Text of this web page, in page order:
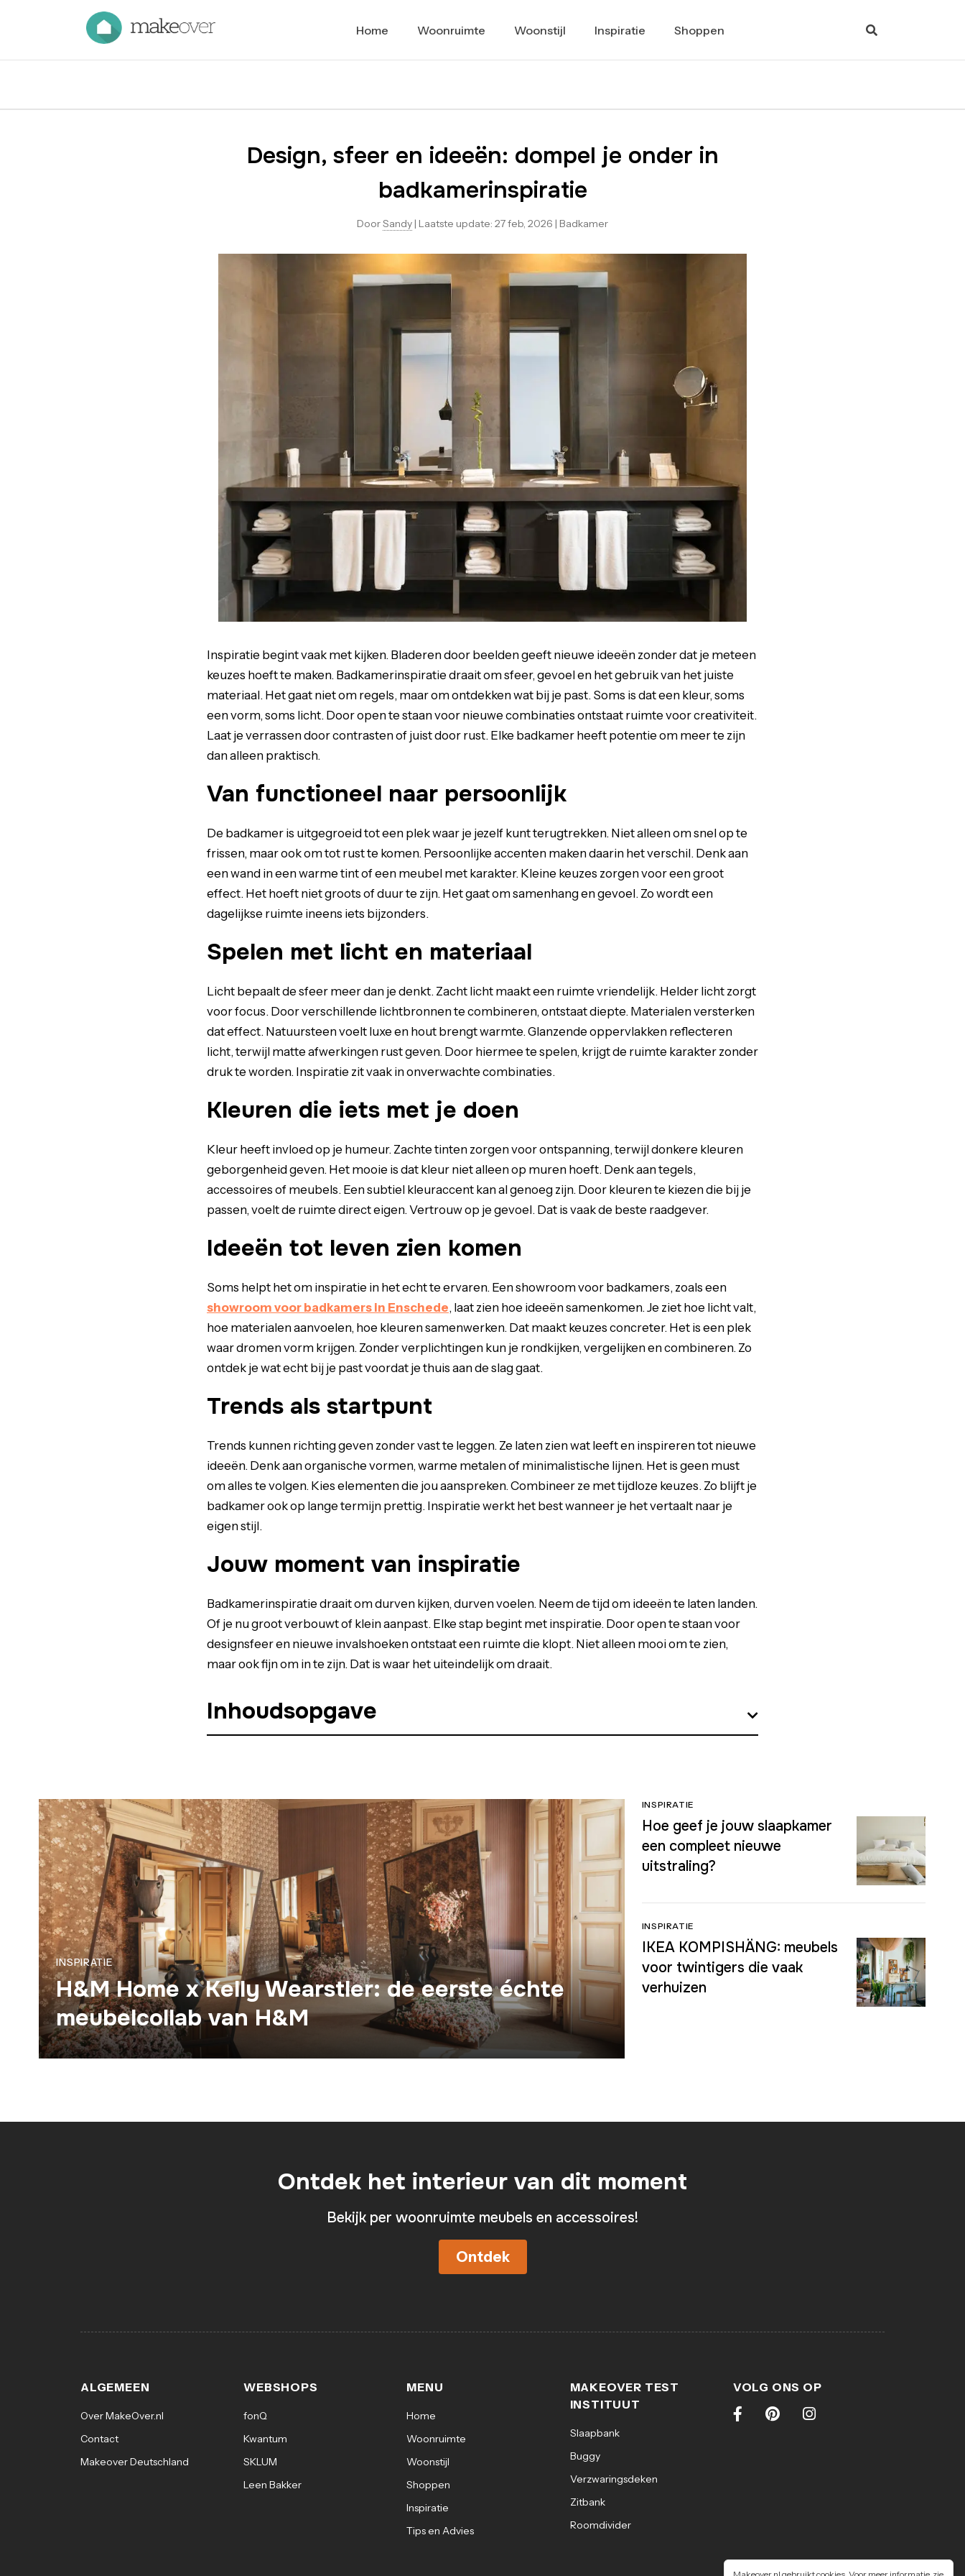
Home Woonruimte Woonstijl Inspiratie Shoppen
Design, sfeer en ideeën: dompel je onder in
badkamerinspiratie
DoorSandy | Laatste update: 27 feb, 2026 | Badkamer
Inspiratie begint vaak met kijken. Bladeren door beelden geeft nieuwe ideeën zonder dat je meteen
keuzes hoeft te maken. Badkamerinspiratie draait om sfeer, gevoel en het gebruik van het juiste
materiaal. Het gaat niet om regels, maar om ontdekken wat bij je past. Soms is dat een kleur, soms
een vorm, soms licht. Door open te staan voor nieuwe combinaties ontstaat ruimte voor creativiteit.
Laat je verrassen door contrasten of juist door rust. Elke badkamer heeft potentie om meer te zijn
dan alleen praktisch.
Van functioneel naar persoonlijk
De badkamer is uitgegroeid tot een plek waar je jezelf kunt terugtrekken. Niet alleen om snel op te
frissen, maar ook om tot rust te komen. Persoonlijke accenten maken daarin het verschil. Denk aan
een wand in een warme tint of een meubel met karakter. Kleine keuzes zorgen voor een groot
effect. Het hoeft niet groots of duur te zijn. Het gaat om samenhang en gevoel. Zo wordt een
dagelijkse ruimte ineens iets bijzonders.
Spelen met licht en materiaal
Licht bepaalt de sfeer meer dan je denkt. Zacht licht maakt een ruimte vriendelijk. Helder licht zorgt
voor focus. Door verschillende lichtbronnen te combineren, ontstaat diepte. Materialen versterken
dat effect. Natuursteen voelt luxe en hout brengt warmte. Glanzende oppervlakken reflecteren
licht, terwijl matte afwerkingen rust geven. Door hiermee te spelen, krijgt de ruimte karakter zonder
druk te worden. Inspiratie zit vaak in onverwachte combinaties.
Kleuren die iets met je doen
Kleur heeft invloed op je humeur. Zachte tinten zorgen voor ontspanning, terwijl donkere kleuren
geborgenheid geven. Het mooie is dat kleur niet alleen op muren hoeft. Denk aan tegels,
accessoires of meubels. Een subtiel kleuraccent kan al genoeg zijn. Door kleuren te kiezen die bij je
passen, voelt de ruimte direct eigen. Vertrouw op je gevoel. Dat is vaak de beste raadgever.
Ideeën tot leven zien komen
Soms helpt het om inspiratie in het echt te ervaren. Een showroom voor badkamers, zoals een
showroom voor badkamers in Enschede, laat zien hoe ideeën samenkomen. Je ziet hoe licht valt,
hoe materialen aanvoelen, hoe kleuren samenwerken. Dat maakt keuzes concreter. Het is een plek
waar dromen vorm krijgen. Zonder verplichtingen kun je rondkijken, vergelijken en combineren. Zo
ontdek je wat echt bij je past voordat je thuis aan de slag gaat.
Trends als startpunt
Trends kunnen richting geven zonder vast te leggen. Ze laten zien wat leeft en inspireren tot nieuwe
ideeën. Denk aan organische vormen, warme metalen of minimalistische lijnen. Het is geen must
om alles te volgen. Kies elementen die jou aanspreken. Combineer ze met tijdloze keuzes. Zo blijft je
badkamer ook op lange termijn prettig. Inspiratie werkt het best wanneer je het vertaalt naar je
eigen stijl.
Jouw moment van inspiratie
Badkamerinspiratie draait om durven kijken, durven voelen. Neem de tijd om ideeën te laten landen.
Of je nu groot verbouwt of klein aanpast. Elke stap begint met inspiratie. Door open te staan voor
designsfeer en nieuwe invalshoeken ontstaat een ruimte die klopt. Niet alleen mooi om te zien,
maar ook fijn om in te zijn. Dat is waar het uiteindelijk om draait.
Inhoudsopgave
INSPIRATIE
H&M Home x Kelly Wearstler: de eerste échte
meubelcollab van H&M
INSPIRATIE
Hoe geef je jouw slaapkamer
een compleet nieuwe
uitstraling?
INSPIRATIE
IKEA KOMPISHÄNG: meubels
voor twintigers die vaak
verhuizen
Ontdek het interieur van dit moment
Bekijk per woonruimte meubels en accessoires!
Ontdek
ALGEMEEN
Over MakeOver.nl
Contact
Makeover Deutschland
WEBSHOPS
fonQ
Kwantum
SKLUM
Leen Bakker
MENU
Home
Woonruimte
Woonstijl
Shoppen
Inspiratie
Tips en Advies
MAKEOVER TEST
INSTITUUT
Slaapbank
Buggy
Verzwaringsdeken
Zitbank
Roomdivider
VOLG ONS OP